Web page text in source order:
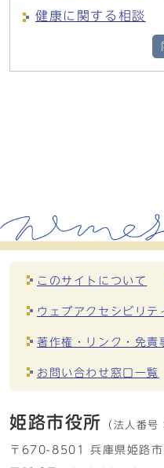
健康に関する相談
このサイトについて
ウェブアクセシビリテ
著作権・リンク・免責
お問い合わせ窓口一覧
姫路市役所 （法人番号
〒670-8501 兵庫県姫路市